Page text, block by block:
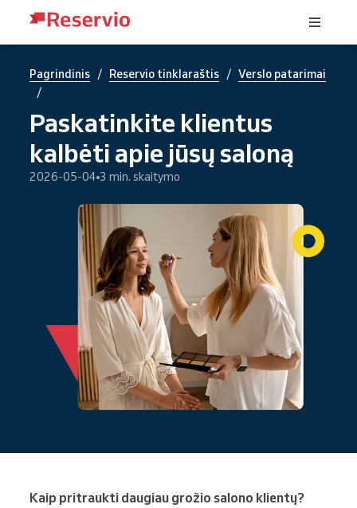
Pagrindinis / Reservio tinklaraštis / Verslo patarimai
/
Paskatinkite klientus
kalbėti apie jūsų saloną
2026-05-04 3 min. skaitymo
Kaip pritraukti daugiau grožio salono klientų?